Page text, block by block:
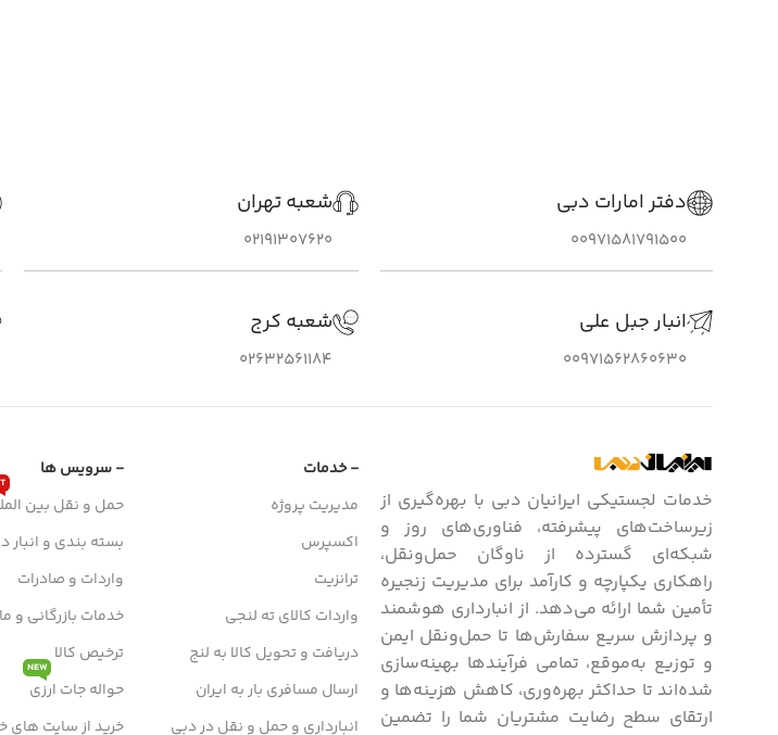
دفتر امارات دبی
00971581791500
انبار جبل علی
00971562860630
شعبه تهران
02191307620
شعبه کرج
02632561184
خدمات لجستیکی ایرانیان دبی با بهره‌گیری از
زیرساخت‌های پیشرفته، فناوری‌های روز و
شبکه‌ای گسترده از ناوگان حمل‌ونقل،
راهکاری یکپارچه و کارآمد برای مدیریت زنجیره
تأمین شما ارائه می‌دهد. از انبارداری هوشمند
و پردازش سریع سفارش‌ها تا حمل‌ونقل ایمن
و توزیع به‌موقع، تمامی فرآیندها بهینه‌سازی
شده‌اند تا حداکثر بهره‌وری، کاهش هزینه‌ها و
ارتقای سطح رضایت مشتریان شما را تضمین
- خدمات
مدیریت پروژه
اکسپرس
ترانزیت
واردات کالای ته لنجی
دریافت و تحویل کالا به لنج
ارسال مسافری بار به ایران
انبارداری و حمل و نقل در دبی
- سرویس ها
حمل و نقل بین
بسته بندی و انبار
واردات و صادرات
خدمات بازرگانی و
ترخیص کالا
حواله جات ارزی
NEW
خرید از سایت های